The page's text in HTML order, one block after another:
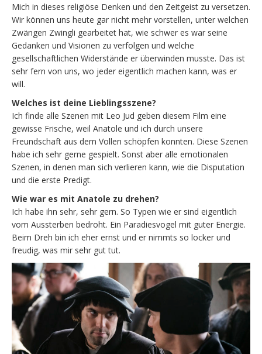
Mich in dieses religiöse Denken und den Zeitgeist zu versetzen.
Wir können uns heute gar nicht mehr vorstellen, unter welchen
Zwängen Zwingli gearbeitet hat, wie schwer es war seine
Gedanken und Visionen zu verfolgen und welche
gesellschaftlichen Widerstände er überwinden musste. Das ist
sehr fern von uns, wo jeder eigentlich machen kann, was er
will.
Welches ist deine Lieblingsszene?
Ich finde alle Szenen mit Leo Jud geben diesem Film eine
gewisse Frische, weil Anatole und ich durch unsere
Freundschaft aus dem Vollen schöpfen konnten. Diese Szenen
habe ich sehr gerne gespielt. Sonst aber alle emotionalen
Szenen, in denen man sich verlieren kann, wie die Disputation
und die erste Predigt.
Wie war es mit Anatole zu drehen?
Ich habe ihn sehr, sehr gern. So Typen wie er sind eigentlich
vom Aussterben bedroht. Ein Paradiesvogel mit guter Energie.
Beim Dreh bin ich eher ernst und er nimmts so locker und
freudig, was mir sehr gut tut.